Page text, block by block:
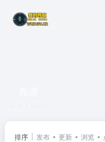
排序 发布 更新 浏览